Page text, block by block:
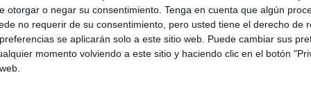
otorgar o negar su consentimiento. Tenga en cuenta que algún
no requerir de su consentimiento, pero usted tiene el derecho de
se aplicarán solo a este sitio web. Puede cambiar sus
momento volviendo a este sitio y haciendo clic en el botón
ha lamentado que el Pleno no haya iniciado
legislatura, pero con su cordón sanitario
tachado al PSOE de “brazo político de Trace”.